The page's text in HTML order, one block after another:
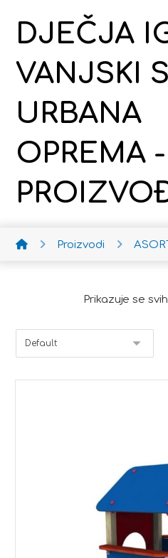
DJEČJA
VANJSKI
URBANA
OPREMA
Proizvodi
Prikazuje se